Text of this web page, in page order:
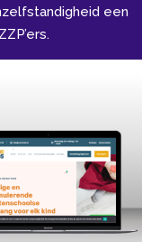
een